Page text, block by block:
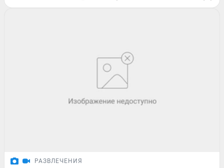
РАЗВЛЕЧЕНИЯ